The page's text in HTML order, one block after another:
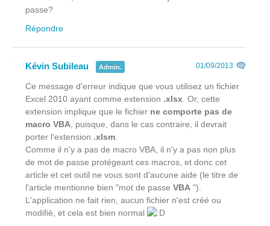
passe?
Répondre
Kévin Subileau Admin. 01/09/2013
Ce message d'erreur indique que vous utilisez un fichier
Excel 2010 ayant comme extension .xlsx . Or, cette
extension implique que le fichier ne comporte pas de
macro VBA , puisque, dans le cas contraire, il devrait
porter l'extension .xlsm
Comme il n'y a pas de macro VBA, il n'y a pas non plus
de mot de passe protégeant ces macros, et donc cet
article et cet outil ne vous sont d'aucune aide (le titre de
l'article mentionne bien "mot de passe VBA ").
L'application ne fait rien, aucun fichier n'est créé ou
modifié, et cela est bien normal